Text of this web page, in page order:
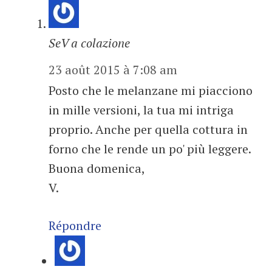
SeV a colazione
23 août 2015 à 7:08 am
Posto che le melanzane mi piacciono
in mille versioni, la tua mi intriga
proprio. Anche per quella cottura in
forno che le rende un po' più leggere.
Buona domenica,
V.
Répondre